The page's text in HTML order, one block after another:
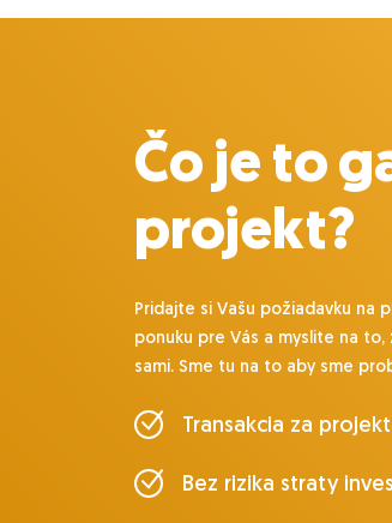
Čo je to
projekt?
Pridajte si Vašu požiadavku na
ponuku pre Vás a myslite na
sami. Sme tu na to aby sme
Transakcia za
Bez rizika straty